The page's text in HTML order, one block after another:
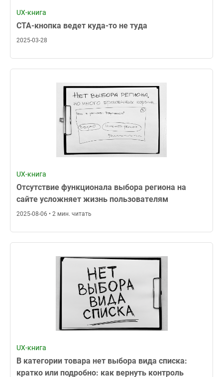
UX-книга
CTA-кнопка ведет куда-то не туда
2025-03-28
UX-книга
Отсутствие функционала выбора региона на
сайте усложняет жизнь пользователям
2025-08-06 • 2 мин. читать
UX-книга
В категории товара нет выбора вида списка:
кратко или подробно: как вернуть контроль